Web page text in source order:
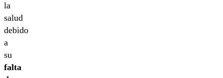
la
salud
debido
a
su
falta